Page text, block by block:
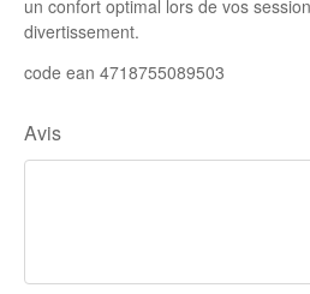
un confort optimal lors de vos
divertissement.
code ean 4718755089503
Avis